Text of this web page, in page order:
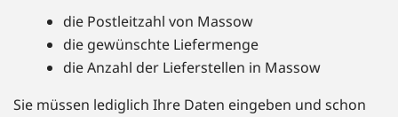
die Postleitzahl von Massow
die gewünschte Liefermenge
die Anzahl der Lieferstellen in Massow
Sie müssen lediglich Ihre Daten eingeben und schon